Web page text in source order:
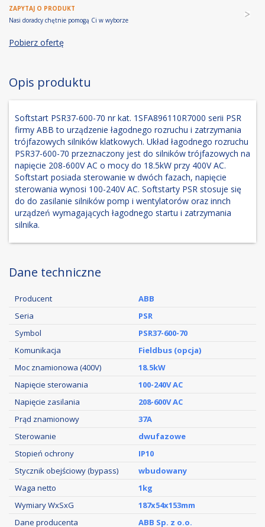
ZAPYTAJ O PRODUKT
Nasi doradcy chętnie pomogą Ci w wyborze
Pobierz ofertę
Opis produktu
Softstart PSR37-600-70 nr kat. 1SFA896110R7000 serii PSR
firmy ABB to urządzenie łagodnego rozruchu i zatrzymania
trójfazowych silników klatkowych. Układ łagodnego rozruchu
PSR37-600-70 przeznaczony jest do silników trójfazowych na
napięcie 208-600V AC o mocy do 18.5kW przy 400V AC.
Softstart posiada sterowanie w dwóch fazach, napięcie
sterowania wynosi 100-240V AC. Softstarty PSR stosuje się
do do zasilanie silników pomp i wentylatorów oraz innch
urządzeń wymagających łagodnego startu i zatrzymania
silnika.
Dane techniczne
Producent
ABB
Seria
PSR
Symbol
PSR37-600-70
Komunikacja
Fieldbus (opcja)
Moc znamionowa (400V)
18.5kW
Napięcie sterowania
100-240V AC
Napięcie zasilania
208-600V AC
Prąd znamionowy
37A
Sterowanie
dwufazowe
Stopień ochrony
IP10
Stycznik obejściowy (bypass)
wbudowany
Waga netto
1kg
Wymiary WxSxG
187x54x153mm
Dane producenta
ABB Sp. z o.o.